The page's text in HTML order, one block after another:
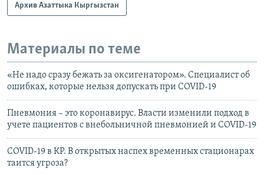
Архив Азаттыка Кыргызстан
Материалы по теме
«Не надо сразу бежать за оксигенатором». Специалист об
ошибках, которые нельзя допускать при COVID-19
Пневмония – это коронавирус. Власти изменили подход в
учете пациентов с внебольничной пневмонией и COVID-19
COVID-19 в КР. В открытых наспех временных стационарах
таится угроза?